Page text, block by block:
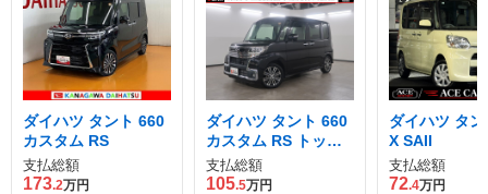
ダイハツ タント 660
カスタム RS
支払総額
173.2万円
ダイハツ タント 660
カスタム RS トップ
エディション SAIII
支払総額
105.5万円
ダイハツ タ
X SAII
支払総額
72.4万円